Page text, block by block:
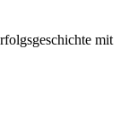
mit